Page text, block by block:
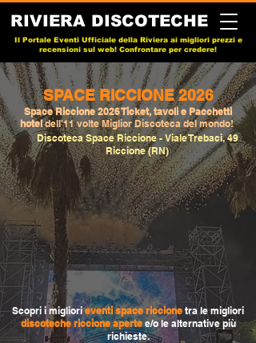
RIVIERA DISCOTECHE
Il Portale Eventi Ufficiale della Riviera ai migliori prezzi e
recensioni sul web! Confrontare per credere!
SPACE RICCIONE 2026
Space Riccione 2026 Ticket, tavoli e Pacchetti
hoteldell'11 volte Miglior Discoteca del mondo!
Discoteca Space Riccione - Viale Trebaci, 49
Riccione (RN)
Scopri i migliorieventi space riccione tra le migliori
discoteche riccione apertee/o le alternative più
richieste.